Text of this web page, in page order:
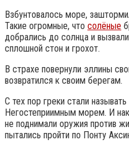
Взбунтовалось море,
Такие огромные, что солёные
добрались до солнца и
сплошной стон и грохот.
В страхе повернули эллины
возвратился к своим берегам.
С тех пор греки стали
Негостеприимным морем. И
не поднимали оружия против
пытались пройти по Понту